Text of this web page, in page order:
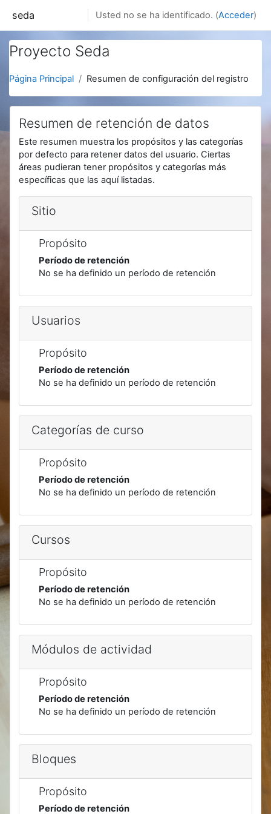
seda Usted no se ha identificado. (Acceder)
Proyecto Seda
Página Principal Resumen de configuración del registro
Resumen de retención de datos
Este resumen muestra los propósitos y las categorías
por defecto para retener datos del usuario. Ciertas
áreas pudieran tener propósitos y categorías más
específicas que las aquí listadas.
Sitio
Propósito
Período de retención
No se ha definido un período de retención
Usuarios
Propósito
Período de retención
No se ha definido un período de retención
Categorías de curso
Propósito
Período de retención
No se ha definido un período de retención
Cursos
Propósito
Período de retención
No se ha definido un período de retención
Módulos de actividad
Propósito
Período de retención
No se ha definido un período de retención
Bloques
Propósito
Período de retención